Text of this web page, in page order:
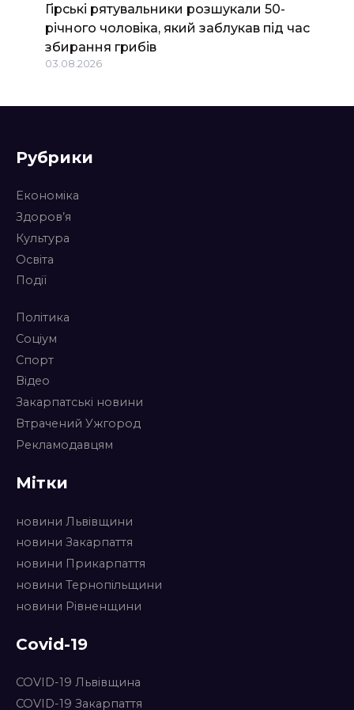
Гірські рятувальники розшукали 50-
річного чоловіка, який заблукав під час
збирання грибів
03.08.2026
Рубрики
Економіка
Здоров’я
Культура
Освіта
Події
Політика
Соціум
Спорт
Відео
Закарпатські новини
Втрачений Ужгород
Рекламодавцям
Мітки
новини Львівщини
новини Закарпаття
новини Прикарпаття
новини Тернопільщини
новини Рівненщини
Covid-19
COVID-19 Львівщина
COVID-19 Закарпаття